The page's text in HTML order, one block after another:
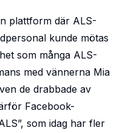
plattform där ALS-
kunde mötas
som många ALS-
med vännerna Mia
de drabbade av
Facebook-
som idag har fler